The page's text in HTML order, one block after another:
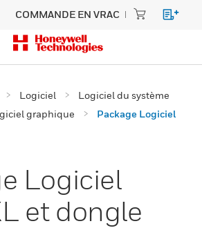
COMMANDE EN VRAC
Logiciel
Logiciel du système
graphique
Package Logiciel
Logiciel
et dongle